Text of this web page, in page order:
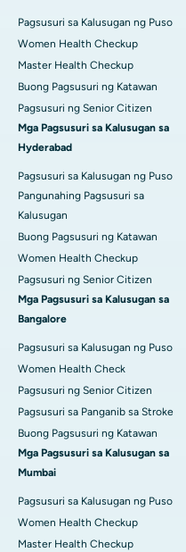
Pagsusuri sa Kalusugan ng Puso
Women Health Checkup
Master Health Checkup
Buong Pagsusuri ng Katawan
Pagsusuri ng Senior Citizen
Mga Pagsusuri sa Kalusugan sa
Hyderabad
Pagsusuri sa Kalusugan ng Puso
Pangunahing Pagsusuri sa
Kalusugan
Buong Pagsusuri ng Katawan
Women Health Checkup
Pagsusuri ng Senior Citizen
Mga Pagsusuri sa Kalusugan sa
Bangalore
Pagsusuri sa Kalusugan ng Puso
Women Health Check
Pagsusuri ng Senior Citizen
Pagsusuri sa Panganib sa Stroke
Buong Pagsusuri ng Katawan
Mga Pagsusuri sa Kalusugan sa
Mumbai
Pagsusuri sa Kalusugan ng Puso
Women Health Checkup
Master Health Checkup